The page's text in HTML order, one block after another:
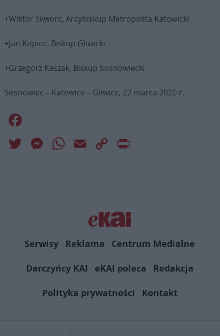
+Wiktor Skworc, Arcybiskup Metropolita Katowicki
+Jan Kopiec, Biskup Gliwicki
+Grzegorz Kaszak, Biskup Sosnowiecki
Sosnowiec – Katowice – Gliwice, 22 marca 2020 r.
Twitter MessengerWhatsApp
Email
Copy
Serwisy Reklama
Centrum Medialne
Darczyńcy KAI
eKAI poleca
Redakcja
Polityka prywatności
Kontakt